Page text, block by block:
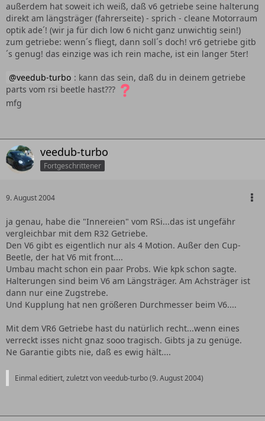
außerdem hat soweit ich weiß, daß v6 getriebe seine halterung
direkt am längsträger (fahrerseite) - sprich - cleane Motorraum
optik ade´! (wir ja für dich low 6 nicht ganz unwichtig sein!)
zum getriebe: wenn´s fliegt, dann soll´s doch! vr6 getriebe gitb
´s genug! das einzige was ich rein mache, ist ein langer 5ter!
veedub-turbo : kann das sein, daß du in deinem getriebe
parts vom rsi beetle hast???
mfg
veedub-turbo
Fortgeschrittener
9. August 2004
ja genau, habe die "Innereien" vom RSi...das ist ungefähr
vergleichbar mit dem R32 Getriebe.
Den V6 gibt es eigentlich nur als 4 Motion. Außer den Cup-
Beetle, der hat V6 mit front....
Umbau macht schon ein paar Probs. Wie kpk schon sagte.
Halterungen sind beim V6 am Längsträger. Am Achsträger ist
dann nur eine Zugstrebe.
Und Kupplung hat nen größeren Durchmesser beim V6....
Mit dem VR6 Getriebe hast du natürlich recht...wenn eines
verreckt isses nicht gnaz sooo tragisch. Gibts ja zu genüge.
Ne Garantie gibts nie, daß es ewig hält....
Einmal editiert, zuletzt von veedub-turbo (9. August 2004)